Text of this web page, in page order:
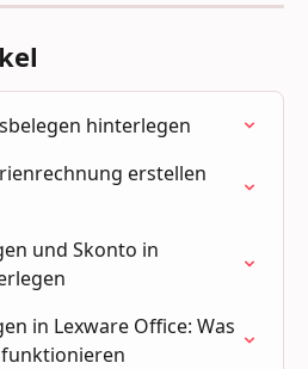
hinterlegen
erstellen
und Skonto in
in Lexware Office: Was